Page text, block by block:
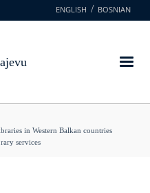
ENGLISH BOSNIAN
in Western Balkan countries
services